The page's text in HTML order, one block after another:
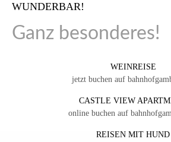
WUNDERBAR!
Ganz besonderes!
WEINREISE
jetzt buchen auf
CASTLE VIEW
online buchen auf
REISEN MIT HUND